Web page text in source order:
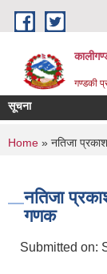
Skip to main content
गण्डकी
सूचना
You are
Home » नतिजा
नतिजा
गणक
Submitted on: